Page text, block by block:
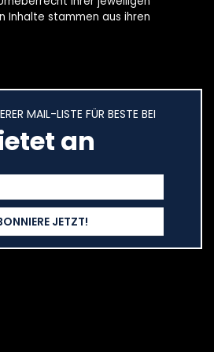
Inhalte stammen aus ihren
MAIL-LISTE FÜR BESTE BEI
an